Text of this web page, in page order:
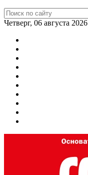
Четверг, 06 августа 2026